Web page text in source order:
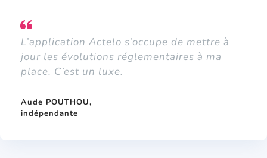
L’application Actelo s’occupe de mettre à
jour les évolutions réglementaires à ma
place. C’est un luxe.
Aude POUTHOU,
indépendante